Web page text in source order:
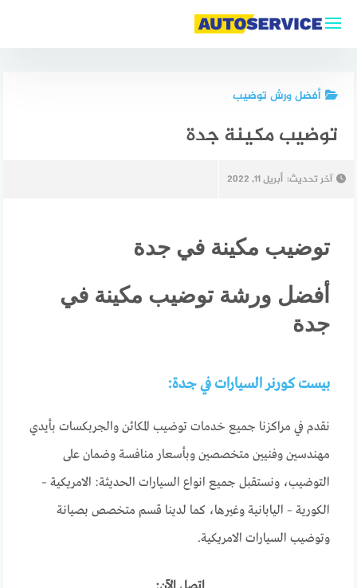
أفضل ورش توضيب
توضيب مكينة جدة
آخر تحديث: أبريل 11, 2022
توضيب مكينة في جدة
أفضل ورشة توضيب مكينة في
جدة
بيست كورنر السيارات في جدة:
نقدم في مراكزنا جميع خدمات توضيب المكائن والجربكسات بأيدي
مهندسين وفنيين متخصصين وبأسعار منافسة وضمان على
التوضيب، ونستقبل جميع انواع السيارات الحديثة: الامريكية –
الكورية – اليابانية وغيرها، كما لدينا قسم متخصص بصيانة
وتوضيب السيارات الامريكية.